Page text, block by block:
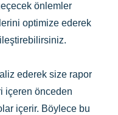
önlemler
optimize ederek
ederek size rapor
içeren önceden
içerir. Böylece bu